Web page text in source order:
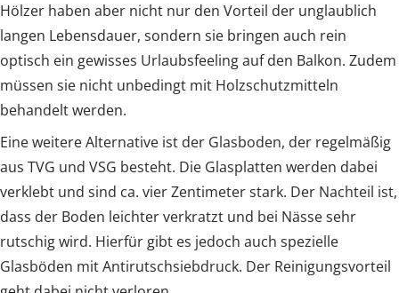
Hölzer haben aber nicht nur den Vorteil der unglaublich
langen Lebensdauer, sondern sie bringen auch rein
optisch ein gewisses Urlaubsfeeling auf den Balkon. Zudem
müssen sie nicht unbedingt mit Holzschutzmitteln
behandelt werden.
Eine weitere Alternative ist der Glasboden, der regelmäßig
aus TVG und VSG besteht. Die Glasplatten werden dabei
verklebt und sind ca. vier Zentimeter stark. Der Nachteil ist,
dass der Boden leichter verkratzt und bei Nässe sehr
rutschig wird. Hierfür gibt es jedoch auch spezielle
Glasböden mit Antirutschsiebdruck. Der Reinigungsvorteil